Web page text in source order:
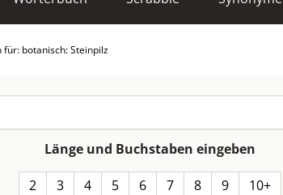
für: botanisch: Steinpilz
Länge und Buchstaben eingeben
2 3 4 5 6 7 8 9 10+